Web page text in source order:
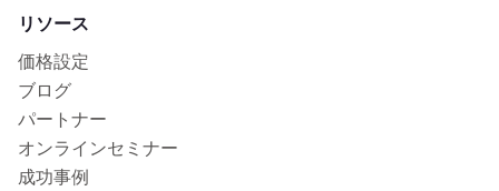
リソース
価格設定
ブログ
パートナー
オンラインセミナー
成功事例